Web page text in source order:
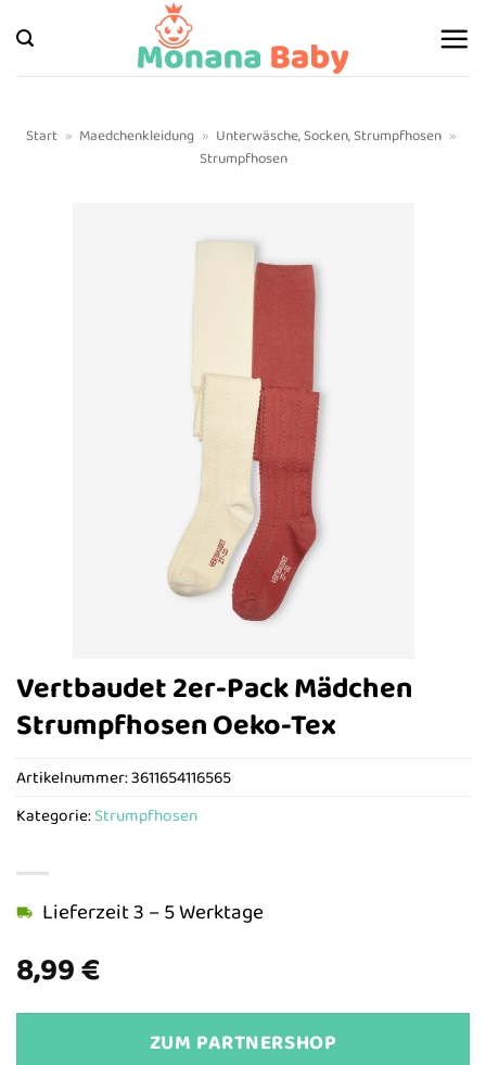
Inhalt
springen
Start » Maedchenkleidung » Unterwäsche, Socken, Strumpfhosen »
Strumpfhosen
Vertbaudet 2er-Pack Mädchen
Strumpfhosen Oeko-Tex
8,99€
Lieferzeit 3 – 5 Werktage
ZUM PARTNERSHOP
Artikelnummer:3611654116565
Kategorie:Strumpfhosen